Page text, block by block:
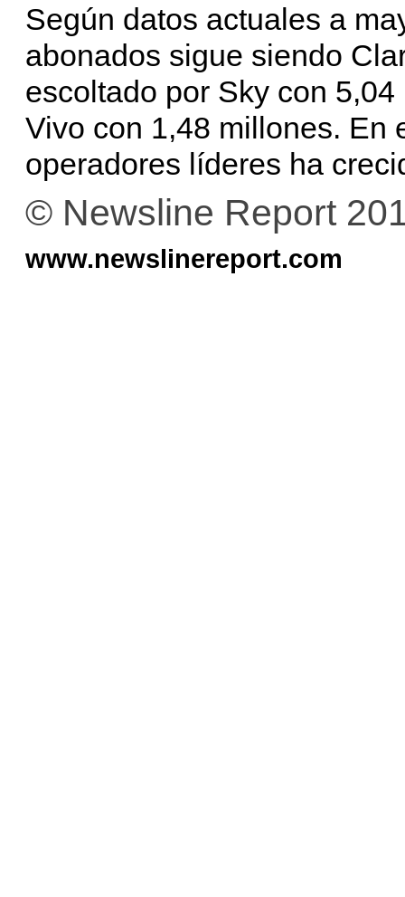
Según datos actuales a
abonados sigue siendo
escoltado por Sky con
Vivo con 1,48 millones. En
operadores líderes ha
© Newsline Report
www.newslinereport.com